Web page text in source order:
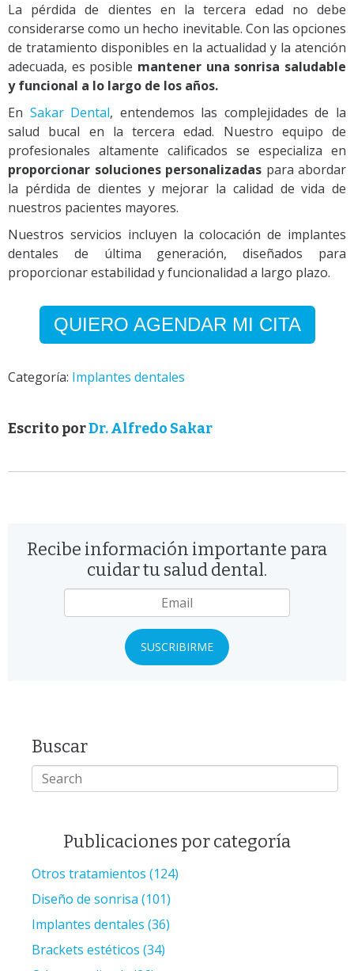
La pérdida de dientes en la tercera edad no debe
considerarse como un hecho inevitable. Con las opciones
de tratamiento disponibles en la actualidad y la atención
adecuada, es posible mantener una sonrisa saludable
y funcional a lo largo de los años.
En Sakar Dental, entendemos las complejidades de la
salud bucal en la tercera edad. Nuestro equipo de
profesionales altamente calificados se especializa en
proporcionar soluciones personalizadas para abordar
la pérdida de dientes y mejorar la calidad de vida de
nuestros pacientes mayores.
Nuestros servicios incluyen la colocación de implantes
dentales de última generación, diseñados para
proporcionar estabilidad y funcionalidad a largo plazo.
QUIERO AGENDAR MI CITA
Categoría: Implantes dentales
Escrito porDr. Alfredo Sakar
Recibe información importante para
cuidar tu salud dental.
Buscar
Publicaciones por categoría
Otros tratamientos (124)
Diseño de sonrisa (101)
Implantes dentales (36)
Brackets estéticos (34)